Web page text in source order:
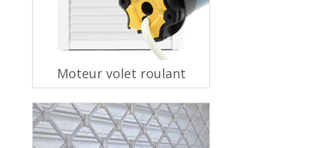
Moteur volet roulant